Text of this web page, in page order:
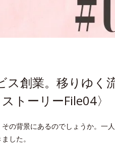
創業。移りゆく
トーリーFile04〉
の背景にあるのでしょうか。一
した。